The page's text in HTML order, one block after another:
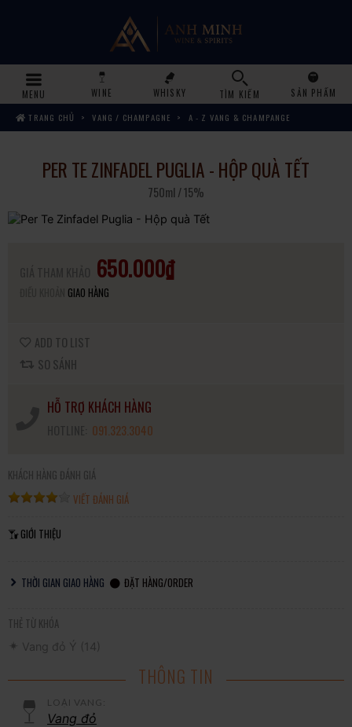
MENU WINE WHISKY TÌM KIẾM
SẢN PHẨM
TRANG CHỦ
VANG / CHAMPAGNE A - Z VANG & CHAMPANGE
PER TE ZINFADEL PUGLIA - HỘP QUÀ TẾT
750ml / 15%
650.000₫
GIAO HÀNG
ADD TO LIST
SO SÁNH
HỖ TRỢ KHÁCH HÀNG
091.323.3040
KHÁCH HÀNG ĐÁNH GIÁ
VIẾT ĐÁNH GIÁ
GIỚI THIỆU
THỜI GIAN GIAO HÀNG ĐẶT HÀNG/ORDER
THẺ TỪ KHÓA
Vang đỏ Ý (14)
THÔNG TIN
LOẠI VANG:
Vang đỏ